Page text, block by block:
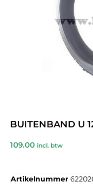
BUITENBAND U
109.00 incl. btw
Artikelnummer